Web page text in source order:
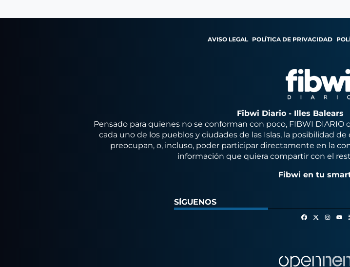
AVISO LEGAL POLÍTICA DE PRIVACIDAD
Fibwi Diario - Illes Balears
Pensado para quienes no se conforman con poco, FIBWI
cada uno de los pueblos y ciudades de las Islas, la posibilidad
preocupan, o, incluso, poder participar directamente en la
información que quiera compartir con el
Fibwi en tu
SÍGUENOS
Facebook